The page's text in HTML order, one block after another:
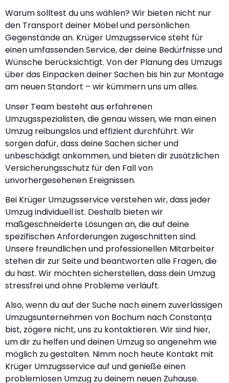
Warum solltest du uns wählen? Wir bieten nicht nur
den Transport deiner Möbel und persönlichen
Gegenstände an. Krüger Umzugsservice steht für
einen umfassenden Service, der deine Bedürfnisse und
Wünsche berücksichtigt. Von der Planung des Umzugs
über das Einpacken deiner Sachen bis hin zur Montage
am neuen Standort – wir kümmern uns um alles.
Unser Team besteht aus erfahrenen
Umzugsspezialisten, die genau wissen, wie man einen
Umzug reibungslos und effizient durchführt. Wir
sorgen dafür, dass deine Sachen sicher und
unbeschädigt ankommen, und bieten dir zusätzlichen
Versicherungsschutz für den Fall von
unvorhergesehenen Ereignissen.
Bei Krüger Umzugsservice verstehen wir, dass jeder
Umzug individuell ist. Deshalb bieten wir
maßgeschneiderte Lösungen an, die auf deine
spezifischen Anforderungen zugeschnitten sind.
Unsere freundlichen und professionellen Mitarbeiter
stehen dir zur Seite und beantworten alle Fragen, die
du hast. Wir möchten sicherstellen, dass dein Umzug
stressfrei und ohne Probleme verläuft.
Also, wenn du auf der Suche nach einem zuverlässigen
Umzugsunternehmen von Bochum nach Constanța
bist, zögere nicht, uns zu kontaktieren. Wir sind hier,
um dir zu helfen und deinen Umzug so angenehm wie
möglich zu gestalten. Nimm noch heute Kontakt mit
Krüger Umzugsservice auf und genieße einen
problemlosen Umzug zu deinem neuen Zuhause.